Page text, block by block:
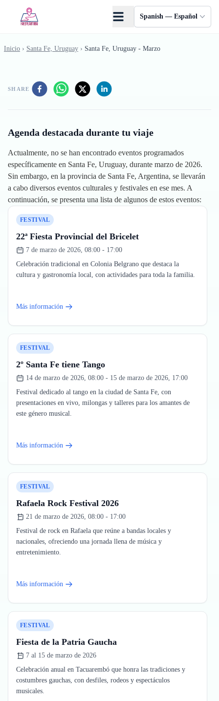
Spanish — Español
Inicio › Santa Fe, Uruguay › Santa Fe, Uruguay - Marzo
SHARE
Agenda destacada durante tu viaje
Actualmente, no se han encontrado eventos programados
específicamente en Santa Fe, Uruguay, durante marzo de 2026.
Sin embargo, en la provincia de Santa Fe, Argentina, se llevarán
a cabo diversos eventos culturales y festivales en ese mes. A
continuación, se presenta una lista de algunos de estos eventos:
FESTIVAL
22ª Fiesta Provincial del Bricelet
7 de marzo de 2026, 08:00 - 17:00
Celebración tradicional en Colonia Belgrano que destaca la
cultura y gastronomía local, con actividades para toda la familia.
Más información
FESTIVAL
2º Santa Fe tiene Tango
14 de marzo de 2026, 08:00 - 15 de marzo de 2026, 17:00
Festival dedicado al tango en la ciudad de Santa Fe, con
presentaciones en vivo, milongas y talleres para los amantes de
este género musical.
Más información
FESTIVAL
Rafaela Rock Festival 2026
21 de marzo de 2026, 08:00 - 17:00
Festival de rock en Rafaela que reúne a bandas locales y
nacionales, ofreciendo una jornada llena de música y
entretenimiento.
Más información
FESTIVAL
Fiesta de la Patria Gaucha
7 al 15 de marzo de 2026
Celebración anual en Tacuarembó que honra las tradiciones y
costumbres gauchas, con desfiles, rodeos y espectáculos
musicales.